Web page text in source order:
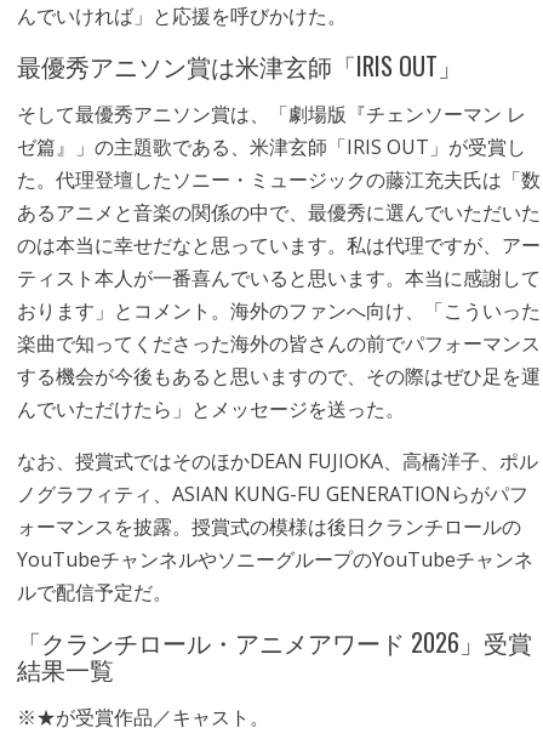
んでいければ」と応援を呼びかけた。
最優秀アニソン賞は米津玄師「IRIS OUT」
そして最優秀アニソン賞は、「劇場版『チェンソーマン レ
ゼ篇』」の主題歌である、米津玄師「IRIS OUT」が受賞し
た。代理登壇したソニー・ミュージックの藤江充夫氏は「数
あるアニメと音楽の関係の中で、最優秀に選んでいただいた
のは本当に幸せだなと思っています。私は代理ですが、アー
ティスト本人が一番喜んでいると思います。本当に感謝して
おります」とコメント。海外のファンへ向け、「こういった
楽曲で知ってくださった海外の皆さんの前でパフォーマンス
する機会が今後もあると思いますので、その際はぜひ足を運
んでいただけたら」とメッセージを送った。
なお、授賞式ではそのほかDEAN FUJIOKA、高橋洋子、ポル
ノグラフィティ、ASIAN KUNG-FU GENERATIONらがパフ
ォーマンスを披露。授賞式の模様は後日クランチロールの
YouTubeチャンネルやソニーグループのYouTubeチャンネ
ルで配信予定だ。
「クランチロール・アニメアワード 2026」受賞
結果一覧
※★が受賞作品／キャスト。